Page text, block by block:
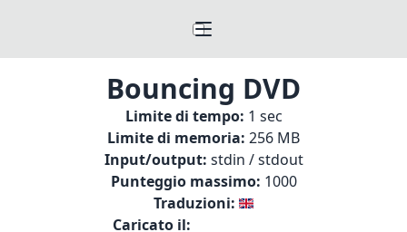
Bouncing DVD
Limite di tempo: 1 sec
Limite di memoria: 256 MB
Input/output: stdin / stdout
Punteggio massimo: 1000
Traduzioni:
Caricato il: